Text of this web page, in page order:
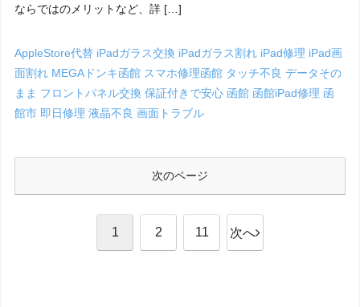
ならではのメリットなど、詳 […]
AppleStore代替 iPadガラス交換 iPadガラス割れ iPad修理 iPad画
面割れ MEGAドンキ函館 スマホ修理函館 タッチ不良データその
まま フロントパネル交換保証付きで安心 函館 函館iPad修理 函
館市 即日修理液晶不良画面トラブル
次のページ
1 2 11 次へ